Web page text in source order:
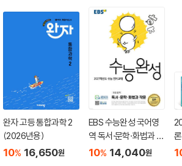
완자 고등 통합과학 2
(2026년용)
10% 16,650원
EBS 수능완성 국어영
역 독서·문학·화법과 작
문 (2026년)
10% 14,040원
(